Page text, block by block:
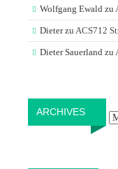
Wolfgang Ewald zu
Dieterzu ACS712
Dieter Sauerland zu
ARCHIVES